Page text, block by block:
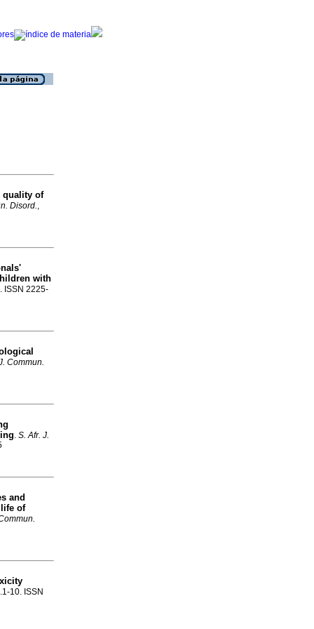
quality of
Disord.,
with
ISSN 2225-
Commun.
. S. Afr. J.
and
of
10. ISSN